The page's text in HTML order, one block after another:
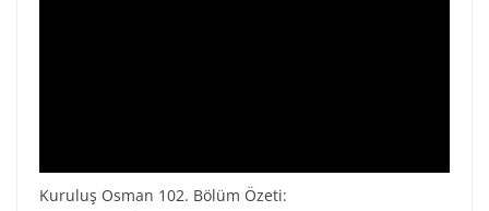
Kuruluş Osman 102. Bölüm Özeti: